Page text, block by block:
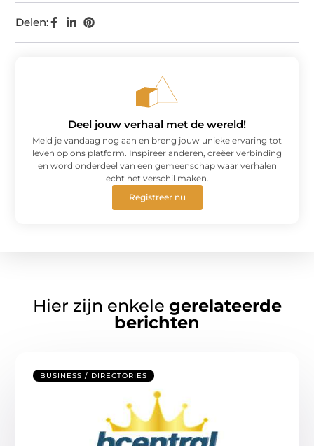
Delen:
Deel jouw verhaal met de wereld!
Meld je vandaag nog aan en breng jouw unieke ervaring tot
leven op ons platform. Inspireer anderen, creëer verbinding
en word onderdeel van een gemeenschap waar verhalen
echt het verschil maken.
Registreer nu
Hier zijn enkele gerelateerde
berichten
BUSINESS / DIRECTORIES